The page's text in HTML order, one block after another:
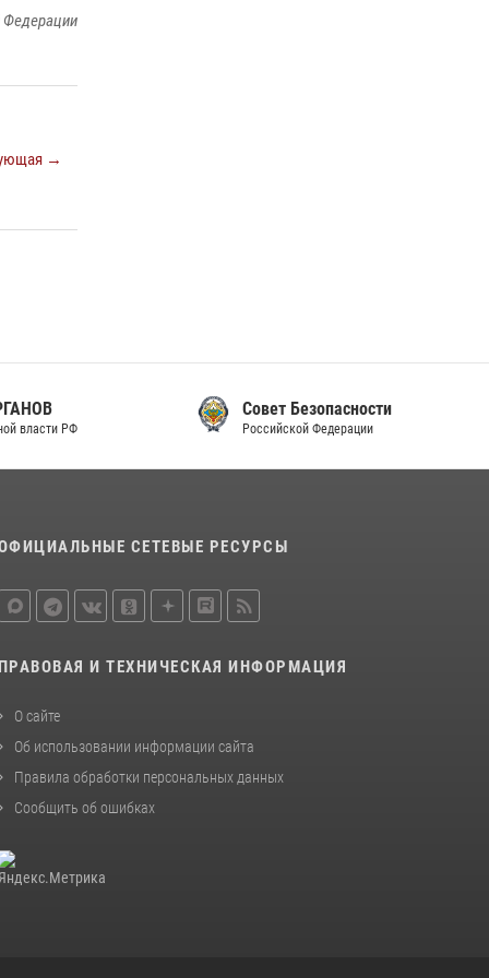
Федерации
→
30 июля 2026, 15:35 4
Совет Безопасности
Российской Федерации
СЕТЕВЫЕ РЕСУРСЫ
ПРАВОВАЯ И ТЕХНИЧЕСКАЯ ИНФОРМАЦИЯ
О сайте
Об использовании информации сайта
Правила обработки персональных данных
Сообщить об ошибках